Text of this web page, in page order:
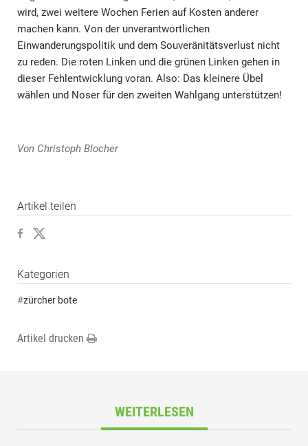
wird, zwei weitere Wochen Ferien auf Kosten anderer
machen kann. Von der unverantwortlichen
Einwanderungspolitik und dem Souveränitätsverlust nicht
zu reden. Die roten Linken und die grünen Linken gehen in
dieser Fehlentwicklung voran. Also: Das kleinere Übel
wählen und Noser für den zweiten Wahlgang unterstützen!
Von Christoph Blocher
Artikel teilen
Kategorien
#zürcher bote
Artikel drucken
WEITERLESEN